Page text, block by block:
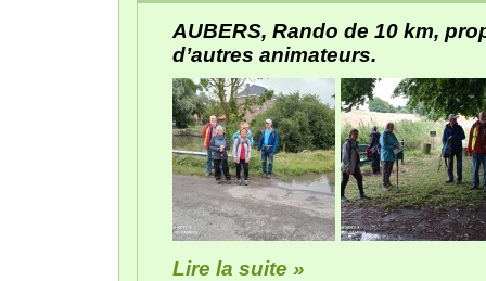
AUBERS, Rando de 10 km,
d’autres animateurs.
Lire la suite »